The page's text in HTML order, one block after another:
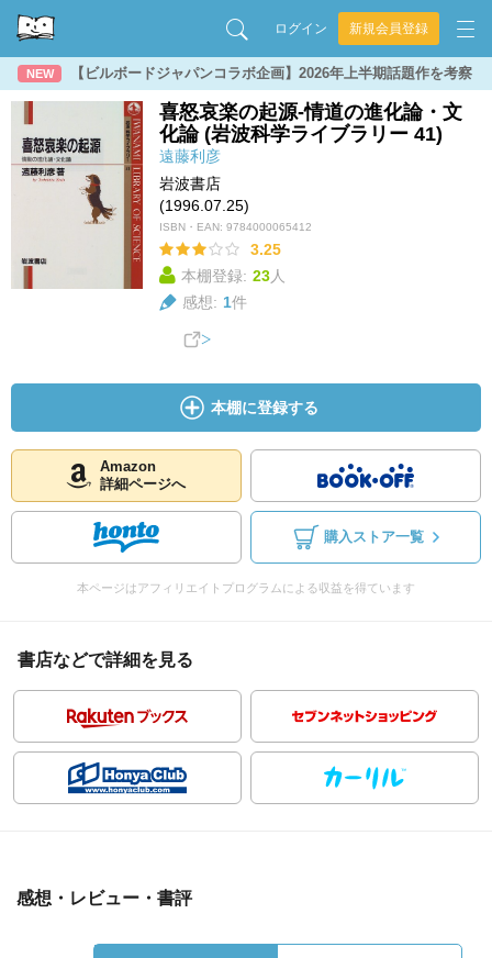
ログイン 新規会員登録
NEW 【ビルボードジャパンコラボ企画】2026年上半期話題作を考察
喜怒哀楽の起源-情道の進化論・文
化論 (岩波科学ライブラリー 41)
遠藤利彦
岩波書店
(1996.07.25)
ISBN・EAN: 9784000065412
3.25
本棚登録: 23人
感想: 1件
本棚に登録する
Amazon
詳細ページへ
購入ストア一覧
本ページはアフィリエイトプログラムによる収益を得ています
書店などで詳細を見る
感想・レビュー・書評